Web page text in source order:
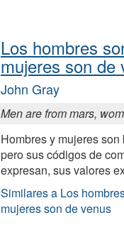
Los hombres
mujeres son de
John Gray
Men are from mars,
Hombres y mujeres
pero sus códigos de
expresan, sus valores
Similares a Los
mujeres son de venus